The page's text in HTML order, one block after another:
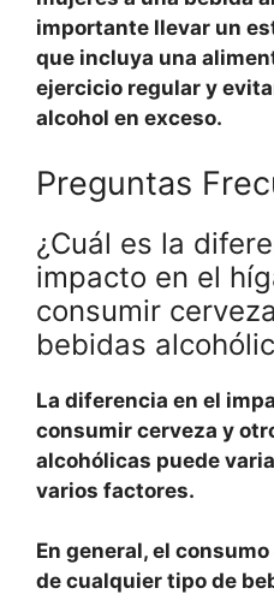
importante llevar un
que incluya una
ejercicio regular y
alcohol en exceso.
Preguntas
¿Cuál es la
impacto en el
consumir
bebidas
La diferencia en el
consumir cerveza y
alcohólicas puede
varios factores.
En general, el
de cualquier tipo de